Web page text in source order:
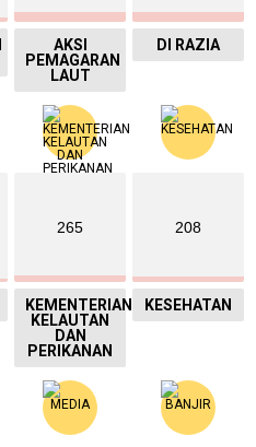
AKSI
PEMAGARAN
LAUT
DI RAZIA
265
KEMENTERIAN
KELAUTAN
DAN
PERIKANAN
208
KESEHATAN